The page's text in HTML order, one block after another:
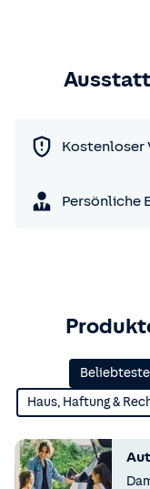
Kostenloser
Persönliche
Haus, Haftung &